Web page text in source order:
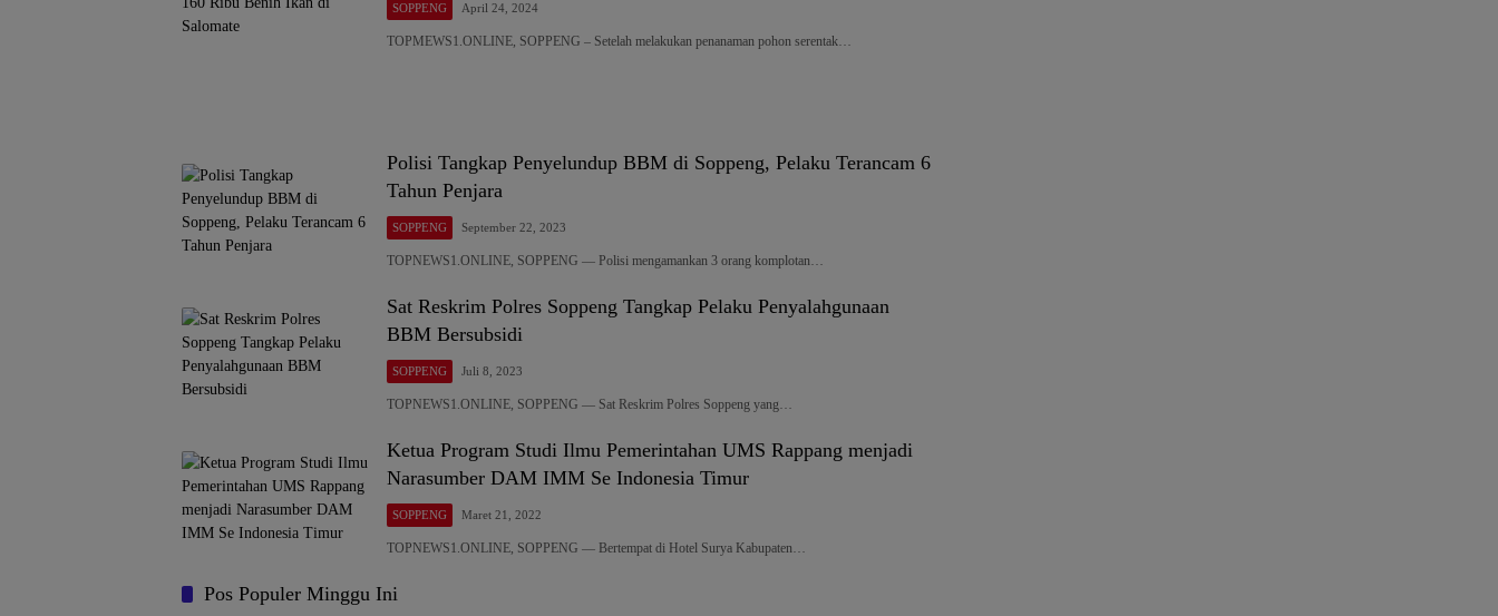
SOPPENG April 24, 2024
TOPMEWS1.ONLINE, SOPPENG – Setelah melakukan penanaman pohon serentak…
Polisi Tangkap Penyelundup BBM di Soppeng, Pelaku Terancam 6
Tahun Penjara
SOPPENG September 22, 2023
TOPNEWS1.ONLINE, SOPPENG — Polisi mengamankan 3 orang komplotan…
Sat Reskrim Polres Soppeng Tangkap Pelaku Penyalahgunaan
BBM Bersubsidi
SOPPENG Juli 8, 2023
TOPNEWS1.ONLINE, SOPPENG — Sat Reskrim Polres Soppeng yang…
Ketua Program Studi Ilmu Pemerintahan UMS Rappang menjadi
Narasumber DAM IMM Se Indonesia Timur
SOPPENG Maret 21, 2022
TOPNEWS1.ONLINE, SOPPENG — Bertempat di Hotel Surya Kabupaten…
Pos Populer Minggu Ini
Zalsabilah Mustafa Mahasiswi KKNT 116 Unhas Kenalkan Pengetahuan Lokal Melalui Program Jejak.